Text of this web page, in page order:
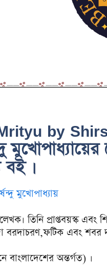
by
বই ।
মুখোপাধ্যায়
তিনি প্রাপ্তবয়স্ক এবং
এবং শবর
বাংলাদেশের অন্তর্গত) ।